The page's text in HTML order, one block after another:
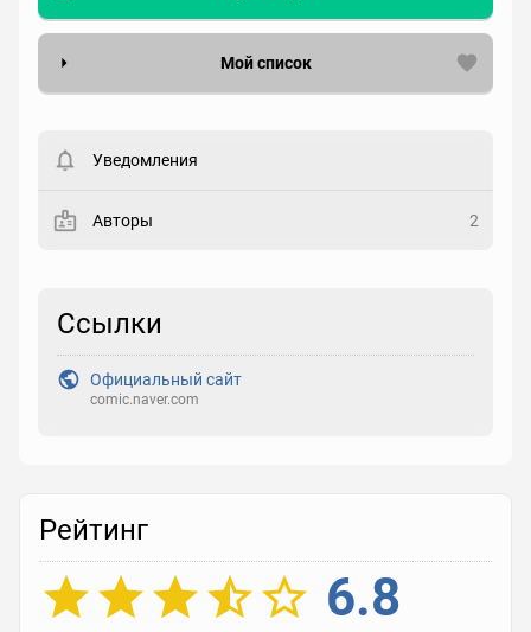
Мой список
Статус
Рейтинг
Выберите рейтинг
Уведомления
Авторы 2
Ссылки
Официальный сайт
comic.naver.com
Рейтинг
6.8